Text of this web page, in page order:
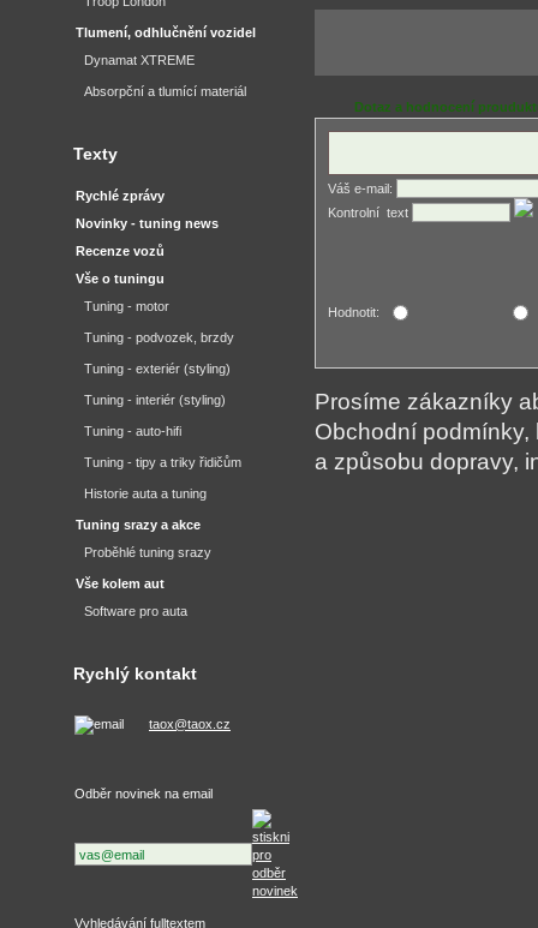
Dotaz a hodnocení
Váš e-mail:
Kontrolní ­ text
Hodnotit:
Prosíme zákazníky
Obchodní
a způsobu dopravy,
Tlumení, odhlučnění vozidel
Dynamat XTREME
Absorpční a tlumící materiál
Texty
Rychlé zprávy
Novinky - tuning news
Recenze vozů
Vše o tuningu
Tuning - motor
Tuning - podvozek, brzdy
Tuning - exteriér (styling)
Tuning - interiér (styling)
Tuning - auto-hifi
Tuning - tipy a triky řidičům
Historie auta a tuning
Tuning srazy a akce
Proběhlé tuning srazy
Vše kolem aut
Software pro auta
Rychlý kontakt
taox@taox.cz
Odběr novinek na email
Vyhledávání fulltextem